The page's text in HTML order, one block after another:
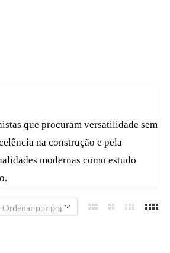
que procuram versatilidade sem
na construção e pela
modernas como estudo